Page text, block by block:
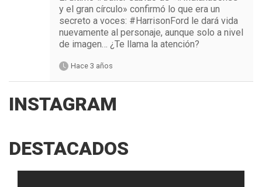
y el gran círculo» confirmó lo que era un
secreto a voces: #HarrisonFord le dará vida
nuevamente al personaje, aunque solo a nivel
de imagen… ¿Te llama la atención?
Hace 3 años
INSTAGRAM
DESTACADOS